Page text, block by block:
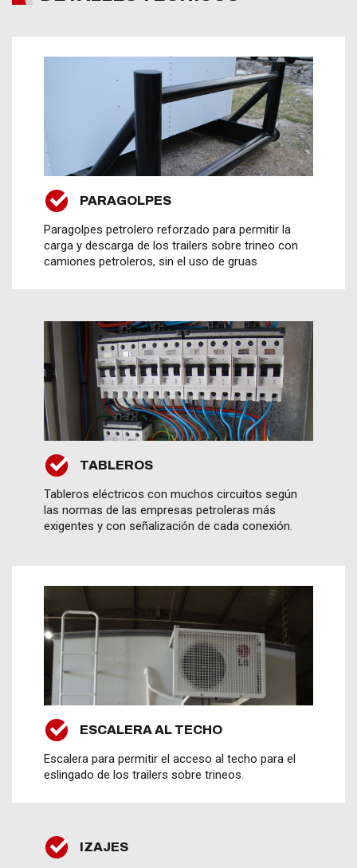
PARAGOLPES
Paragolpes petrolero reforzado para permitir la
carga y descarga de los trailers sobre trineo con
camiones petroleros, sin el uso de gruas
TABLEROS
Tableros eléctricos con muchos circuitos según
las normas de las empresas petroleras más
exigentes y con señalización de cada conexión.
ESCALERA AL TECHO
Escalera para permitir el acceso al techo para el
eslingado de los trailers sobre trineos.
IZAJES